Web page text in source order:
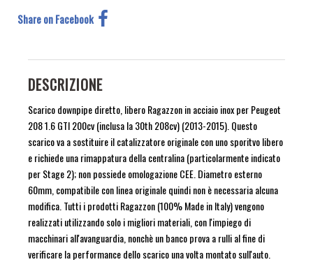
Share on Facebook
DESCRIZIONE
Scarico downpipe diretto, libero Ragazzon in acciaio inox per Peugeot
208 1.6 GTI 200cv (inclusa la 30th 208cv) (2013-2015). Questo
scarico va a sostituire il catalizzatore originale con uno sporitvo libero
e richiede una rimappatura della centralina (particolarmente indicato
per Stage 2); non possiede omologazione CEE. Diametro esterno
60mm, compatibile con linea originale quindi non è necessaria alcuna
modifica. Tutti i prodotti Ragazzon (100% Made in Italy) vengono
realizzati utilizzando solo i migliori materiali, con l'impiego di
macchinari all'avanguardia, nonchè un banco prova a rulli al fine di
verificare la performance dello scarico una volta montato sull'auto.